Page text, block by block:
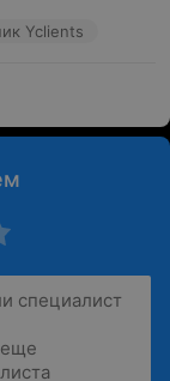
Yclients